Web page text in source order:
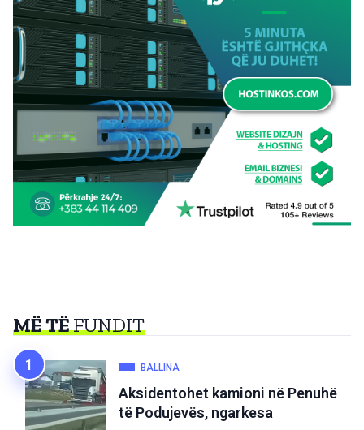
MË TËFUNDIT
BALLINA
Aksidentohet kamioni në Penuhë
të Podujevës, ngarkesa